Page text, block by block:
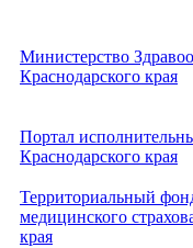
Министерство
Краснодарского края
Портал
Краснодарского края
Территориальный
медицинского
края